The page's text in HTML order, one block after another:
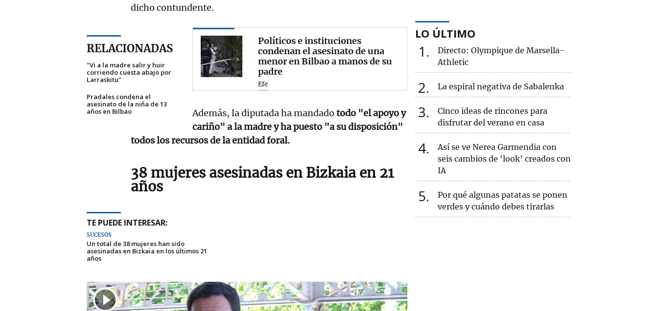
dicho contundente.
RELACIONADAS
"Vi a la madre salir y huir
corriendo cuesta abajo por
Larraskitu"
Pradales condena el
asesinato de la niña de 13
años en Bilbao
Políticos e instituciones
condenan el asesinato de una
menor en Bilbao a manos de su
padre
Efe
Además, la diputada ha mandado todo "el apoyo y
cariño" a la madre y ha puesto "a su disposición"
todos los recursos de la entidad foral.
38 mujeres asesinadas en Bizkaia en 21
años
TE PUEDE INTERESAR:
SUCESOS
Un total de 38 mujeres han sido
asesinadas en Bizkaia en los últimos 21
años
LO ÚLTIMO
1
Directo: Olympique de Marsella-
Athletic
2 La espiral negativa de Sabalenka
3
Cinco ideas de rincones para
disfrutar del verano en casa
4
Así se ve Nerea Garmendia con
seis cambios de ‘look’ creados con
IA
5
Por qué algunas patatas se ponen
verdes y cuándo debes tirarlas